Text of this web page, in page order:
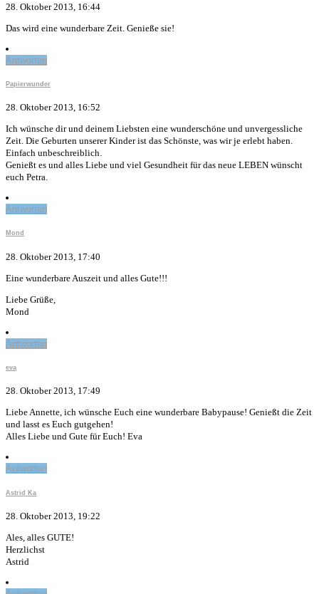
28. Oktober 2013, 16:44
Das wird eine wunderbare Zeit. Genieße sie!
Antworten
Papierwunder
28. Oktober 2013, 16:52
Ich wünsche dir und deinem Liebsten eine wunderschöne und unvergessliche
Zeit. Die Geburten unserer Kinder ist das Schönste, was wir je erlebt haben.
Einfach unbeschreiblich.
Genießt es und alles Liebe und viel Gesundheit für das neue LEBEN wünscht
euch Petra.
Antworten
Mond
28. Oktober 2013, 17:40
Eine wunderbare Auszeit und alles Gute!!!
Liebe Grüße,
Mond
Antworten
eva
28. Oktober 2013, 17:49
Liebe Annette, ich wünsche Euch eine wunderbare Babypause! Genießt die Zeit
und lasst es Euch gutgehen!
Alles Liebe und Gute für Euch! Eva
Antworten
Astrid Ka
28. Oktober 2013, 19:22
Ales, alles GUTE!
Herzlichst
Astrid